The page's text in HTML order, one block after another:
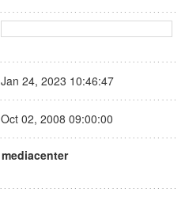
Jan 24, 2023 10:46:47
Oct 02, 2008 09:00:00
mediacenter